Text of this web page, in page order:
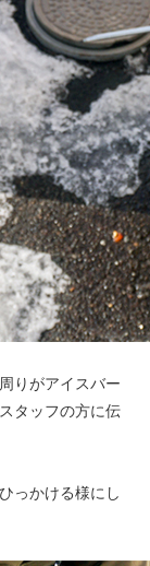
りがアイスバー
タッフの方に伝
っかける様にし